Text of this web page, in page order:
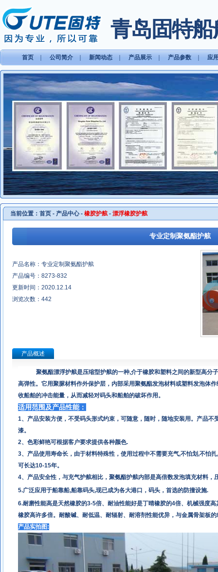
青岛固特
首页 公司简介 新闻动态 产品展示 产品参数 应
当前位置： 首页 - 产品中心- 橡胶护舷 - 漂浮橡胶护舷
专业定制聚氨酯护舷
产品名称：专业定制聚氨酯护舷
产品编号：8273-832
更新时间：2020.12.14
浏览次数： 442
产品概述
聚氨酯漂浮护舷是压缩型护舷的一种,介于橡胶和塑料之间的新型高分
高弹性。它用聚脲材料作外保护层，内部采用聚氨酯发泡材料或塑料发泡体
收船舶的冲击能量，从而减轻对码头和船舶的破坏作用。
适用范围及产品性能：
1、产品安装方便，不受码头形式约束，可随意，随时，随地安装用。产品不
漆。
2、色彩鲜艳可根据客户要求提供各种颜色.
3、产品使用寿命长，由于材料特殊性，使用过程中不需要充气,不怕划,不怕
可长达10-15年。
4、产品安全性，与充气护舷相比，聚氨酯护舷内部是高倍数发泡填充材料
5.广泛应用于船靠船,船靠码头,现已成为各大港口，码头，首选的防撞设施.
6.耐磨性能高是天然橡胶的3-5倍、耐油性能好是丁晴橡胶的4倍、机械强度
橡胶高许多倍。耐酸碱、耐低温、耐辐射、耐溶剂性能优异，与金属骨架板
产品实拍图: